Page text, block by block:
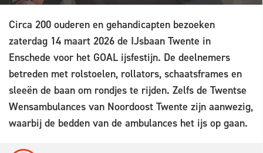
Circa 200 ouderen en gehandicapten bezoeken
zaterdag 14 maart 2026 de IJsbaan Twente in
Enschede voor het GOAL ijsfestijn. De deelnemers
betreden met rolstoelen, rollators, schaatsframes en
sleeën de baan om rondjes te rijden. Zelfs de Twentse
Wensambulances van Noordoost Twente zijn aanwezig,
waarbij de bedden van de ambulances het ijs op gaan.